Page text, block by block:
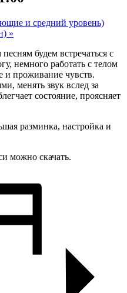
и средний уровень)
»
будем встречаться с
немного работать с телом
и проживание чувств.
менять звук вслед за
состояние, проясняет
разминка, настройка и
можно скачать.